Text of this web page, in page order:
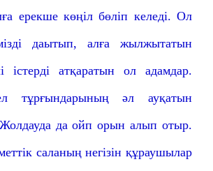
ерекше көңіл бөліп келеді. Ол
даытып, алға жылжытатын
істерді атқаратын ол адамдар.
тұрғындарының әл ауқатын
да ойп орын алып отыр.
саланың негізін құраушылар